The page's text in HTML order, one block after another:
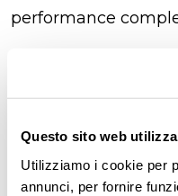
Questo sito web
Utilizziamo i cookie per
annunci, per fornire
performance
Errori da
processo di